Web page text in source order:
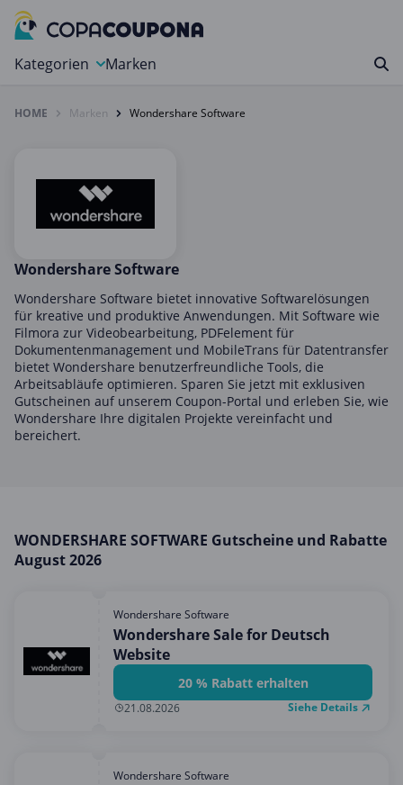
Kategorien
Auto, Motorrad & Werkzeuge
Bücher & Magazine
Computer & Elektronik
Entertainment & Media
Essen & Trinken
Foto, Druck & Büro
Gaming & Spielzeug
Garten, Haushalt & Tiere
Gesundheit & Beauty
Hotels & Unterkünfte
Mobilfunk & Internet
Sonstiges
Sport & Freizeit
Marken
HOME Marken Wondershare Software
Wondershare Software
Wondershare Software bietet innovative Softwarelösungen
für kreative und produktive Anwendungen. Mit Software wie
Filmora zur Videobearbeitung, PDFelement für
Dokumentenmanagement und MobileTrans für Datentransfer
bietet Wondershare benutzerfreundliche Tools, die
Arbeitsabläufe optimieren. Sparen Sie jetzt mit exklusiven
Gutscheinen auf unserem Coupon-Portal und erleben Sie, wie
Wondershare Ihre digitalen Projekte vereinfacht und
bereichert.
WONDERSHARE SOFTWARE Gutscheine und Rabatte
August 2026
Wondershare Software
Wondershare Sale for Deutsch
Website
20 % Rabatt erhalten
21.08.2026 Siehe Details
Wondershare Software